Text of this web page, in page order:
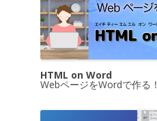
HTML on Word
WebページをWordで作る！